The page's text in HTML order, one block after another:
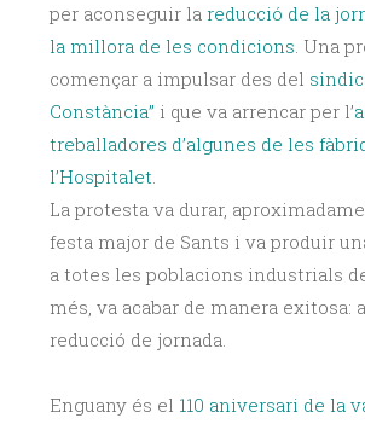
per aconseguir la reducció de la
la millora de les condicions. Una
començar a impulsar des del
Constància” i que va arrencar per l’
treballadores d’algunes de les
l’Hospitalet.
La protesta va durar,
festa major de Sants i va produir
a totes les poblacions industrials
més, va acabar de manera exitosa:
reducció de jornada.
Enguany és el 110 aniversari de la